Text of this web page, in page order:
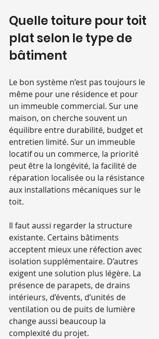
Quelle toiture pour toit
plat selon le type de
bâtiment
Le bon système n’est pas toujours le
même pour une résidence et pour
un immeuble commercial. Sur une
maison, on cherche souvent un
équilibre entre durabilité, budget et
entretien limité. Sur un immeuble
locatif ou un commerce, la priorité
peut être la longévité, la facilité de
réparation localisée ou la résistance
aux installations mécaniques sur le
toit.
Il faut aussi regarder la structure
existante. Certains bâtiments
acceptent mieux une réfection avec
isolation supplémentaire. D’autres
exigent une solution plus légère. La
présence de parapets, de drains
intérieurs, d’évents, d’unités de
ventilation ou de puits de lumière
change aussi beaucoup la
complexité du projet.